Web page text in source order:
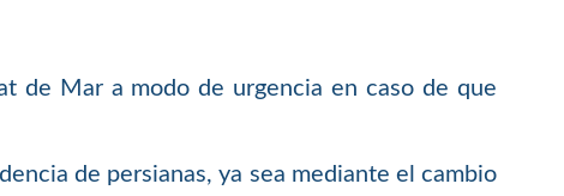
de Mar a modo de urgencia en caso de que
de persianas, ya sea mediante el cambio